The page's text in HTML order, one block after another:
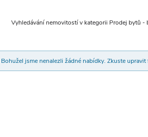
Vyhledávání nemovitostí v kategorii Prodej bytů
Bohužel jsme nenalezli žádné nabídky. Zkuste